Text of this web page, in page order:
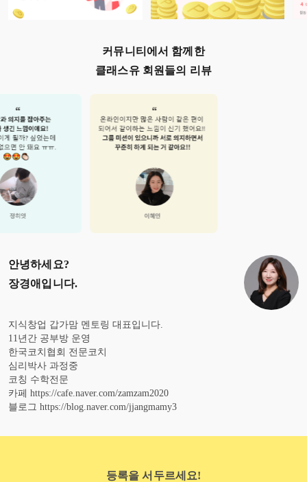
커뮤니티에서 함께한
클래스유 회원들의 리뷰
안녕하세요?
장경애 입니다.
지식창업 갑가맘 멘토링 대표입니다.
11년간 공부방 운영
한국코치협회 전문코치
심리박사 과정중
코칭 수학전문
카페 https://cafe.naver.com/zamzam2020
블로그 https://blog.naver.com/jjangmamy3
등록을 서두르세요!